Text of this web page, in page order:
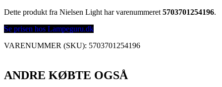
Dette produkt fra Nielsen Light har varenummeret 5703701254196.
Se prisen hos Lampeguru.dk
VARENUMMER (SKU): 5703701254196
ANDRE KØBTE OGSÅ